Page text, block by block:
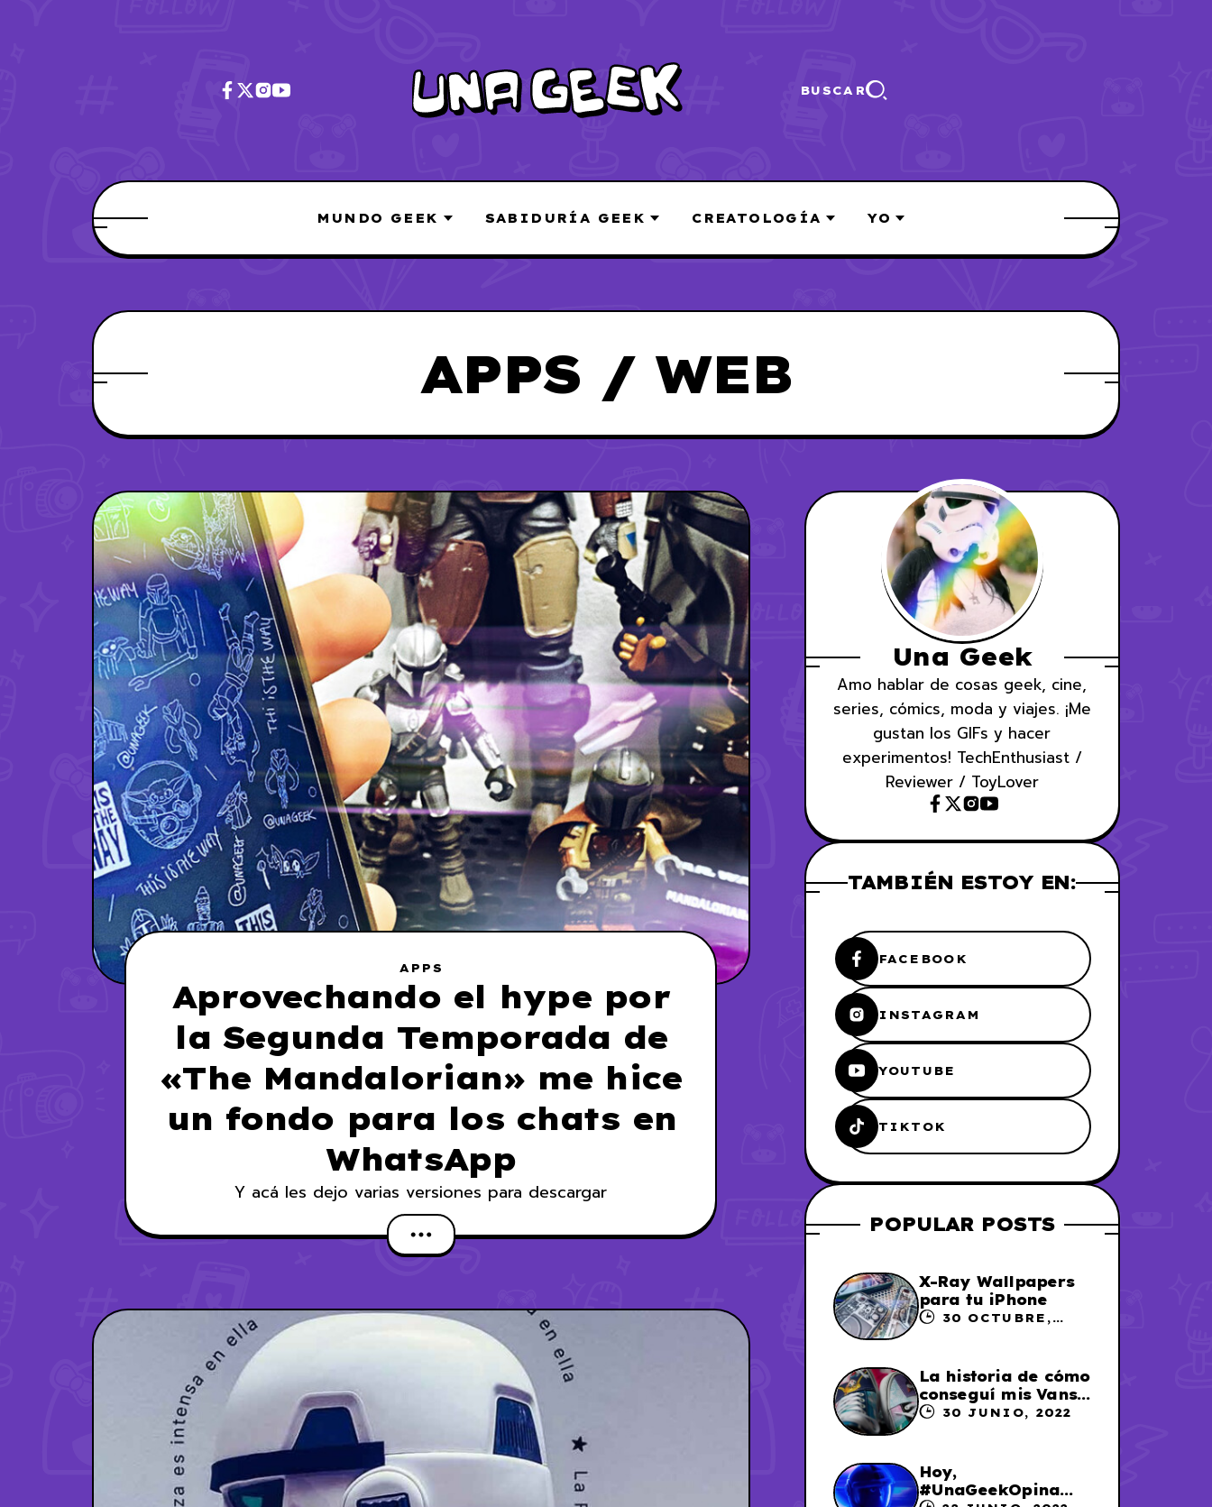
BUSCAR
MUNDO GEEK SABIDURÍA GEEK CREATOLOGÍA YO
APPS / WEB
APPS
Aprovechando el hype por
la Segunda Temporada de
«The Mandalorian» me hice
un fondo para los chats en
WhatsApp
Y acá les dejo varias versiones para descargar
Una Geek
Amo hablar de cosas geek, cine,
series, cómics, moda y viajes. ¡Me
gustan los GIFs y hacer
experimentos! TechEnthusiast /
Reviewer / ToyLover
TAMBIÉN ESTOY EN:
FACEBOOK
INSTAGRAM
YOUTUBE
TIKTOK
POPULAR POSTS
X-Ray Wallpapers
para tu iPhone
30 OCTUBRE,
La historia de cómo
conseguí mis Vans
X Sailor Moon
30 JUNIO, 2022
Hoy,
#UnaGeekOpina